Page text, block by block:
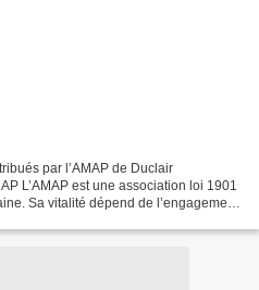
par l’AMAP de Duclair
L’AMAP est une association loi 1901
Sa vitalité dépend de l’engagement